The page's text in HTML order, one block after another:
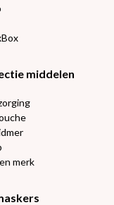
middelen
merk